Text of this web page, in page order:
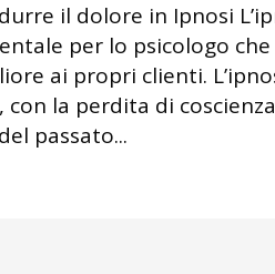
il dolore in Ipnosi
per lo psicologo
ai propri clienti.
con la perdita di
passato...